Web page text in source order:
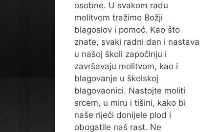
osobne. U svakom radu
molitvom tražimo Božji
blagoslov i pomoć. Kao što
znate, svaki radni dan i nastava
u našoj školi započinju i
završavaju molitvom, kao i
blagovanje u školskoj
blagovaonici. Nastojte moliti
srcem, u miru i tišini, kako bi
naše riječi donijele plod i
obogatile naš rast. Ne